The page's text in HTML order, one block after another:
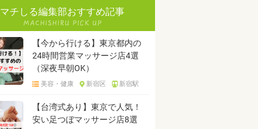
マチしる編集部おすすめ記事
【今から行ける】東京都内の
24時間営業マッサージ店4選
（深夜早朝OK）
美容・健康 新宿区 新宿駅
【台湾式あり】東京で人気！
安い足つぼマッサージ店8選